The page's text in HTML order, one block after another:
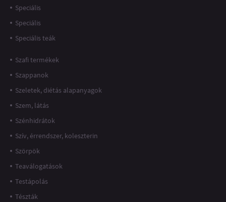
Speciális
Speciális
Speciális teák
Szafi termékek
Szappanok
Szeletek, diétás alapanyagok
Szem, látás
Szénhidrátok
Szív, érrendszer, koleszterin
Szörpök
Teaválogatások
Testápolás
Tészták